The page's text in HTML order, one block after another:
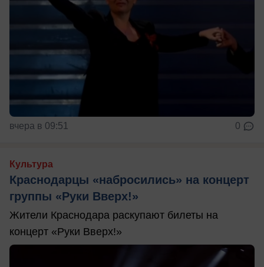
вчера в 09:51 0
Культура
Краснодарцы «набросились» на концерт
группы «Руки Вверх!»
Жители Краснодара раскупают билеты на
концерт «Руки Вверх!»